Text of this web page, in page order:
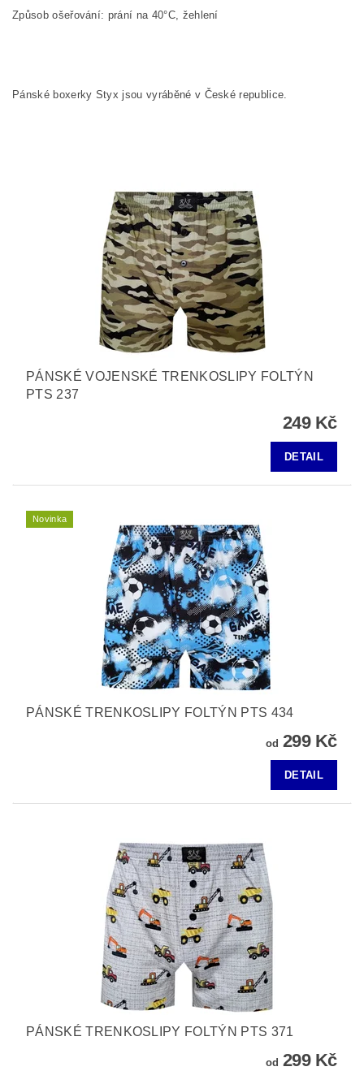
Způsob ošeřování: prání na 40°C, žehlení
Pánské boxerky Styx jsou vyráběné v České republice.
PÁNSKÉ VOJENSKÉ TRENKOSLIPY FOLTÝN
PTS 237
249 Kč
DETAIL
Novinka
PÁNSKÉ TRENKOSLIPY FOLTÝN PTS 434
od 299 Kč
DETAIL
PÁNSKÉ TRENKOSLIPY FOLTÝN PTS 371
od 299 Kč